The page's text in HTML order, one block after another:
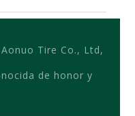
Tire Co., Ltd,
de honor y